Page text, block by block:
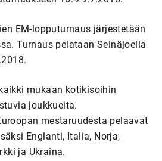
EM-lopputurnaus järjestetään
Turnaus pelataan Seinäjoella
mukaan kotikisoihin
joukkueita.
mestaruudesta pelaavat
Englanti, Italia, Norja,
ja Ukraina.